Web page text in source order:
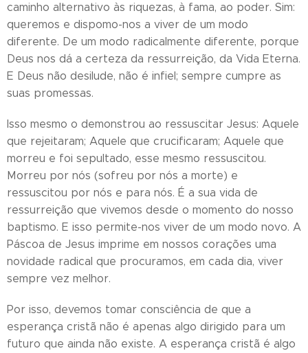
caminho alternativo às riquezas, à fama, ao poder. Sim:
queremos e dispomo-nos a viver de um modo
diferente. De um modo radicalmente diferente, porque
Deus nos dá a certeza da ressurreição, da Vida Eterna.
E Deus não desilude, não é infiel; sempre cumpre as
suas promessas.
Isso mesmo o demonstrou ao ressuscitar Jesus: Aquele
que rejeitaram; Aquele que crucificaram; Aquele que
morreu e foi sepultado, esse mesmo ressuscitou.
Morreu por nós (sofreu por nós a morte) e
ressuscitou por nós e para nós. É a sua vida de
ressurreição que vivemos desde o momento do nosso
baptismo. E isso permite-nos viver de um modo novo. A
Páscoa de Jesus imprime em nossos corações uma
novidade radical que procuramos, em cada dia, viver
sempre vez melhor.
Por isso, devemos tomar consciência de que a
esperança cristã não é apenas algo dirigido para um
futuro que ainda não existe. A esperança cristã é algo